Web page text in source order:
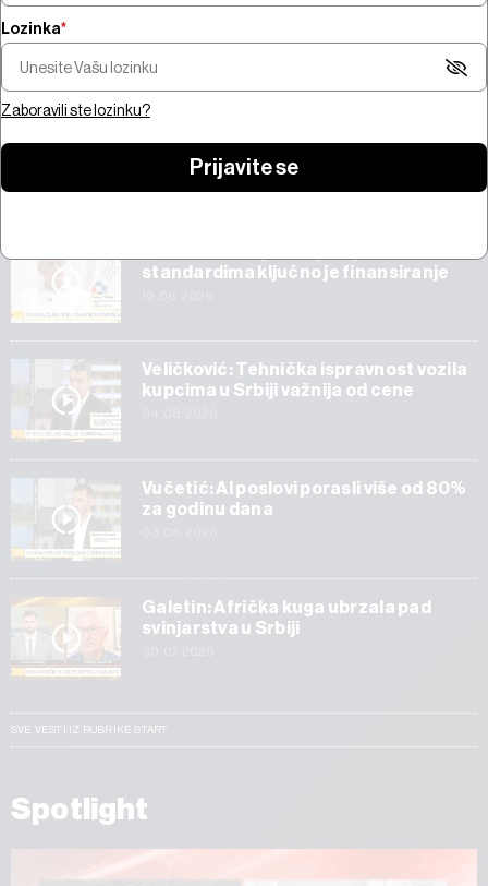
Za usklađivanje kompanija sa
je finansiranje
Pregled nedelje
Bliskom istoku,
Start
standardima ključno je finansiranje
Veličković: Tehnička ispravnost vozila
kupcima u Srbiji važnija od cene
Vučetić: AI poslovi porasli više od 80%
za godinu dana
Galetin: Afrička kuga ubrzala pad
svinjarstva u Srbiji
SVE VESTI IZ RUBRIKE START
Spotlight
Lozinka*
Zaboravili ste lozinku?
Prijavite se